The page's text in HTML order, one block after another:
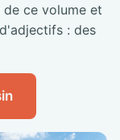
ce volume et
: des